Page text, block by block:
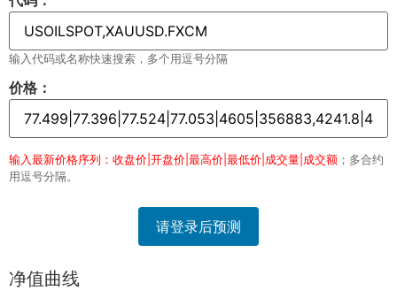
输入代码或名称快速搜索，多个用逗号分隔
价格：
输入最新价格序列：收盘价|开盘价|最高价|最低价|成交量|成交额 ；多合约
用逗号分隔。
请登录后预测
净值曲线